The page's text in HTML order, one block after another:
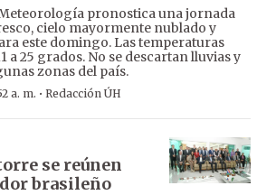
pronostica una jornada
cielo mayormente nublado y
este domingo. Las temperaturas
a 25 grados. No se descartan lluvias y
zonas del país.
a. m. · Redacción ÚH
se reúnen
brasileño